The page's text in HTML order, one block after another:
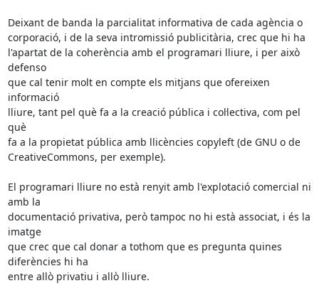
Deixant de banda la parcialitat informativa de cada agència o
corporació, i de la seva intromissió publicitària, crec que hi ha
l'apartat de la coherència amb el programari lliure, i per això
defenso
que cal tenir molt en compte els mitjans que ofereixen
informació
lliure, tant pel què fa a la creació pública i col·lectiva, com pel
què
fa a la propietat pública amb llicències copyleft (de GNU o de
CreativeCommons, per exemple).
El programari lliure no està renyit amb l'explotació comercial ni
amb la
documentació privativa, però tampoc no hi està associat, i és la
imatge
que crec que cal donar a tothom que es pregunta quines
diferències hi ha
entre allò privatiu i allò lliure.